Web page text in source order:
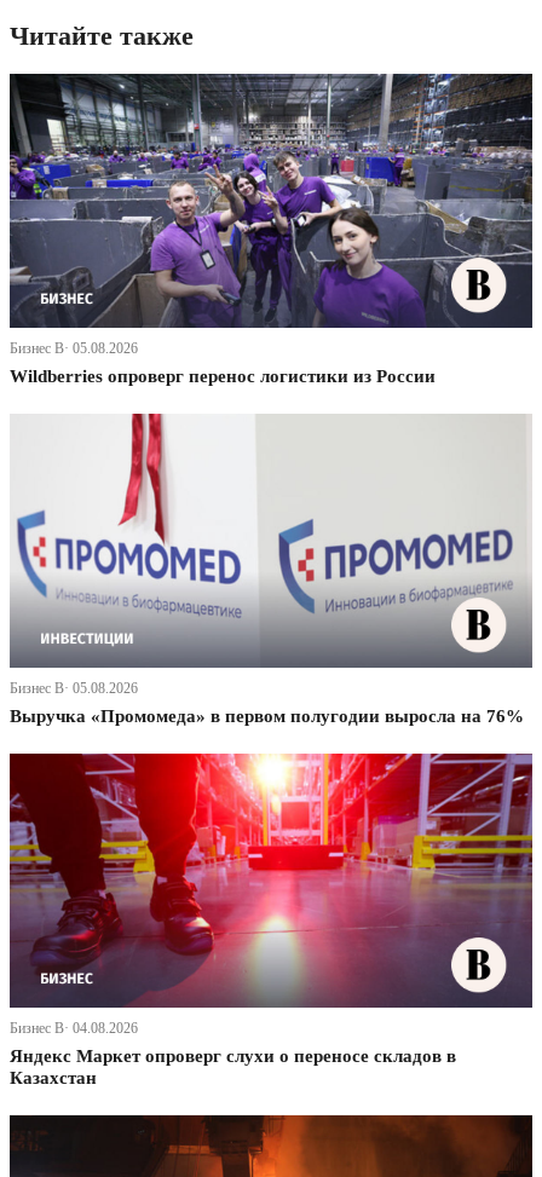
Читайте также
Бизнес В· 05.08.2026
Wildberries опроверг перенос логистики из России
Бизнес В· 05.08.2026
Выручка «Промомеда» в первом полугодии выросла на 76%
Бизнес В· 04.08.2026
Яндекс Маркет опроверг слухи о переносе складов в
Казахстан